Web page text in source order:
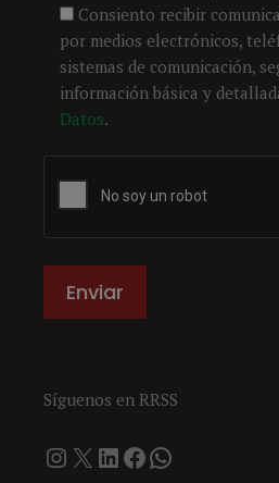
Consiento recibir
por medios electrónicos,
sistemas de comunicación,
información básica y
Datos.
Síguenos en RRSS
Instagram
X LinkedIn
Facebook
WhatsApp